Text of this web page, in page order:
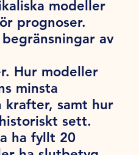
modeller
prognoser.
av
Hur modeller
minsta
krafter, samt hur
sett.
ha fyllt 20